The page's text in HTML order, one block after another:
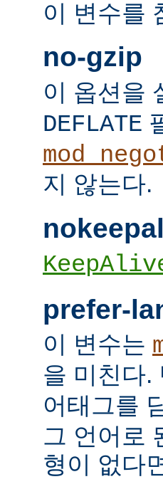
이 변수를
no-gzip
이 옵션을
DEFLATE
지 않는다.
prefer-
이 변수는
을 미친다.
어태그를
그 언어로
형이 없다